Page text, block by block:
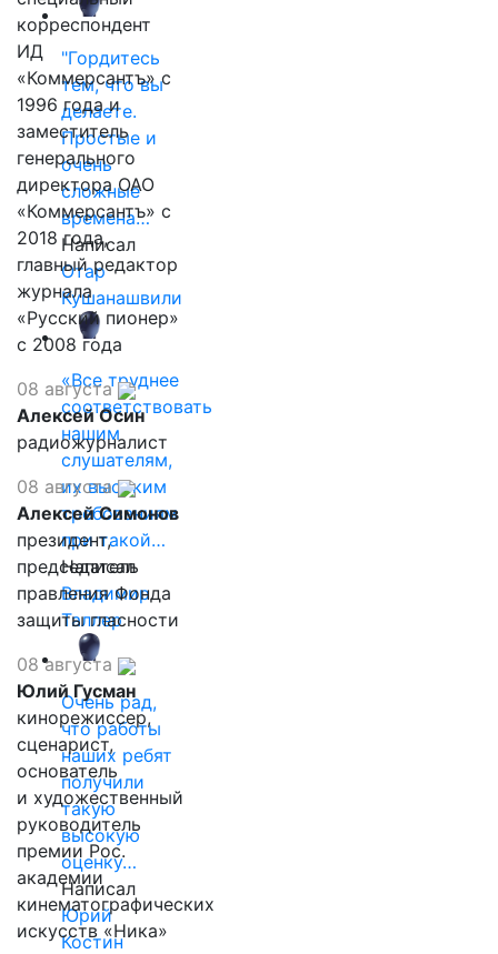
"Гордитесь
тем, что вы
делаете.
Простые и
очень
сложные
времена…
Написал
Отар
Кушанашвили
«Все труднее
соответствовать
нашим
слушателям,
их высоким
требованиям
при такой…
Написал
Владимир
Таллер
Очень рад,
что работы
наших ребят
получили
такую
высокую
оценку…
Написал
Юрий
Костин
корреспондент
ИД
«Коммерсантъ» с
1996 года и
заместитель
генерального
директора ОАО
«Коммерсантъ» с
2018 года,
главный редактор
журнала
«Русский пионер»
с 2008 года
08 августа
Алексей Осин
радиожурналист
08 августа
Алексей Симонов
президент,
председатель
правления Фонда
защиты гласности
08 августа
Юлий Гусман
кинорежиссер,
сценарист,
основатель
и художественный
руководитель
премии Рос.
академии
кинематографических
искусств «Ника»